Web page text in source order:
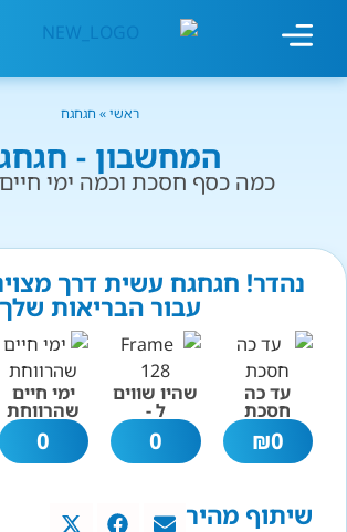
ראשי» חגחגח
המחשבון -
כמה כסף חסכת וכמה ימי
נהדר! חגחגח עשית דרך
עבור הבריאות שלך
עד כה
חסכת
0
₪
שהיו שווים
ל -
0
ימי חיים
שהרווחת
0
שיתוף מהיר